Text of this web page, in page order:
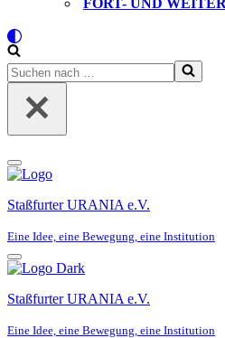
FORT- UND
Suchen
nach …
Navigationsmenü
Staßfurter URANIA e.V.
Eine Idee, eine Bewegung, eine Institution
Navigationsmenü
Staßfurter URANIA e.V.
Eine Idee, eine Bewegung, eine Institution